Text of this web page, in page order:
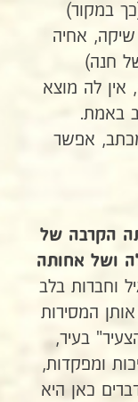
במקור)
אחיה
חנה)
אין לה מוצא
באמת.
אפשר
הקרבה של
ושל אחותה
וחברות בלב
המסירות
בעיר,
ומפקדות,
כאן היא